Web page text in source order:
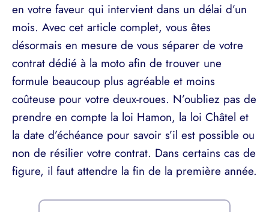
en votre faveur qui intervient dans un délai d’un
mois. Avec cet article complet, vous êtes
désormais en mesure de vous séparer de votre
contrat dédié à la moto afin de trouver une
formule beaucoup plus agréable et moins
coûteuse pour votre deux-roues. N’oubliez pas de
prendre en compte la loi Hamon, la loi Châtel et
la date d’échéance pour savoir s’il est possible ou
non de résilier votre contrat. Dans certains cas de
figure, il faut attendre la fin de la première année.